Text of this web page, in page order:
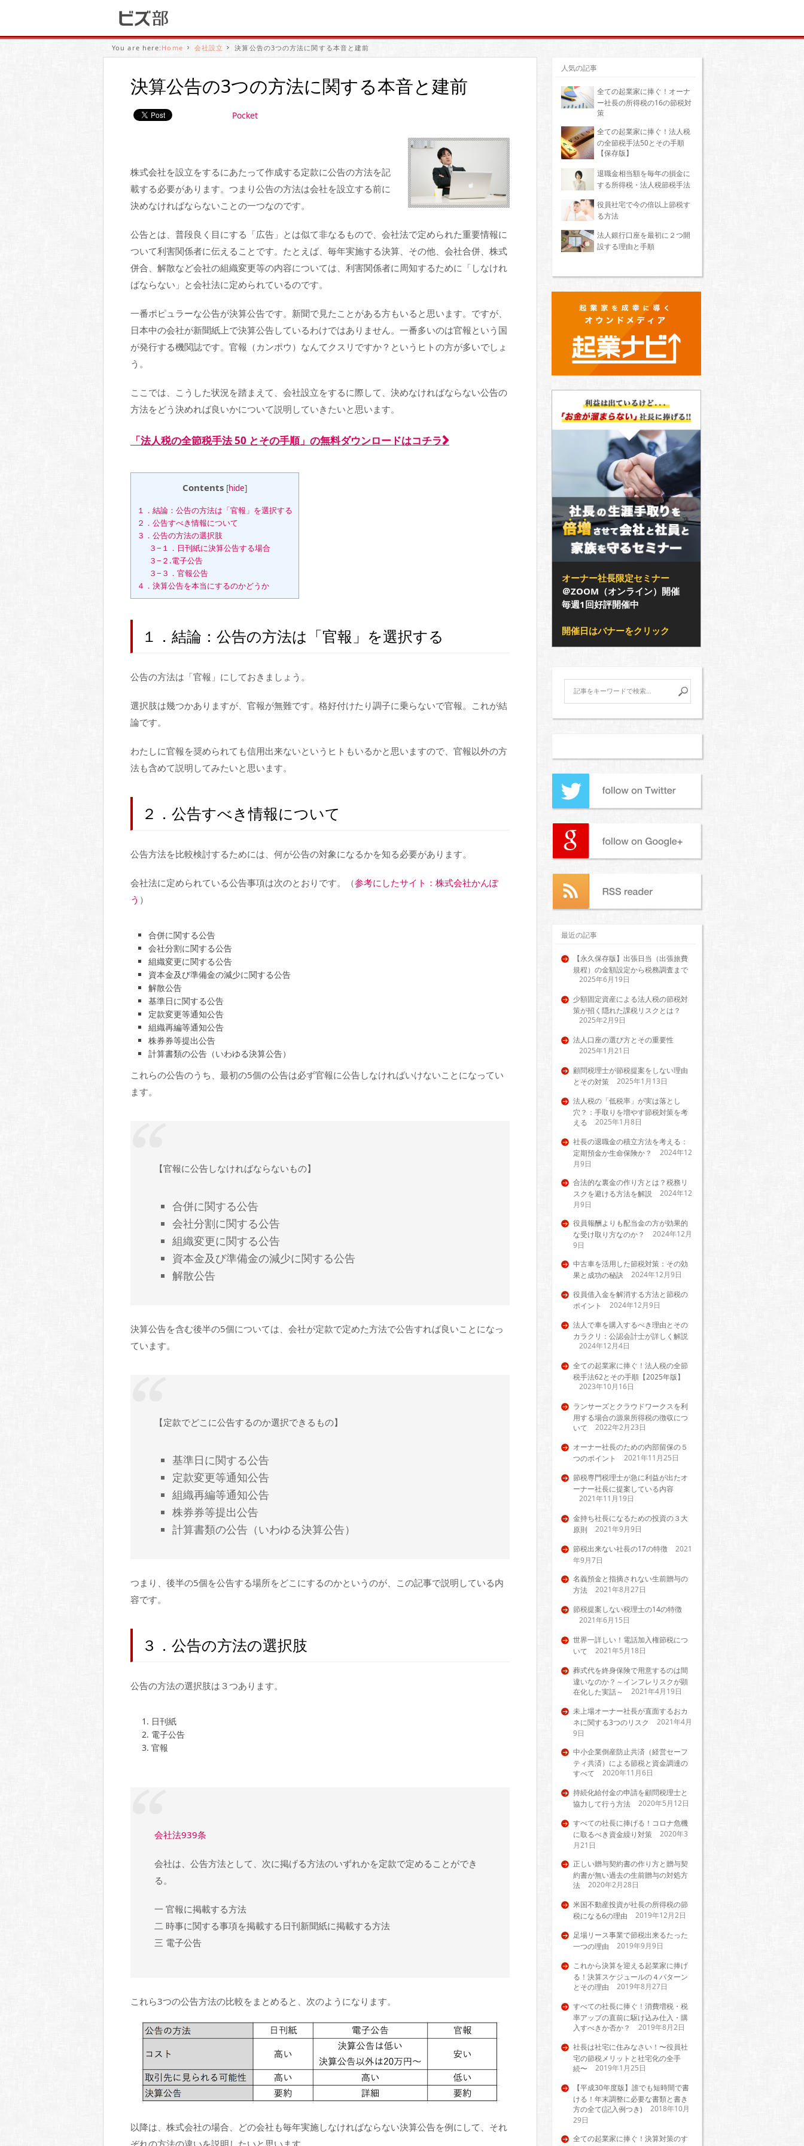
You are here: Home 会社設立 決算公告の3つの方法に関する本音と建前
決算公告の3つの方法に関する本音と建前
Pocket
株式会社を設立をするにあたって作成する定款に公告の方法を記
載する必要があります。つまり公告の方法は会社を設立する前に
決めなければならないことの一つなのです。
公告とは、普段良く目にする「広告」とは似て非なるもので、会社法で定められた重要情報に
ついて利害関係者に伝えることです。たとえば、毎年実施する決算、その他、会社合併、株式
併合、解散など会社の組織変更等の内容については、利害関係者に周知するために「しなけれ
ばならない」と会社法に定められているのです。
一番ポピュラーな公告が決算公告です。新聞で見たことがある方もいると思います。ですが、
日本中の会社が新聞紙上で決算公告しているわけではありません。一番多いのは官報という国
が発行する機関誌です。官報（カンポウ）なんてクスリですか？というヒトの方が多いでしょ
う。
ここでは、こうした状況を踏まえて、会社設立をするに際して、決めなければならない公告の
方法をどう決めれば良いかについて説明していきたいと思います。
「法人税の全節税手法 50 とその手順」の無料ダウンロードはコチラ
Contents [hide]
１．結論：公告の方法は「官報」を選択する
２．公告すべき情報について
３．公告の方法の選択肢
３−１．日刊紙に決算公告する場合
３−２.電子公告
３−３．官報公告
４．決算公告を本当にするのかどうか
１．結論：公告の方法は「官報」を選択する
公告の方法は「官報」にしておきましょう。
選択肢は幾つかありますが、官報が無難です。格好付けたり調子に乗らないで官報。これが結
論です。
わたしに官報を奨められても信用出来ないというヒトもいるかと思いますので、官報以外の方
法も含めて説明してみたいと思います。
２．公告すべき情報について
公告方法を比較検討するためには、何が公告の対象になるかを知る必要があります。
会社法に定められている公告事項は次のとおりです。（参考にしたサイト：株式会社かんぽ
う ）
合併に関する公告
会社分割に関する公告
組織変更に関する公告
資本金及び準備金の減少に関する公告
解散公告
基準日に関する公告
定款変更等通知公告
組織再編等通知公告
株券券等提出公告
計算書類の公告（いわゆる決算公告）
これらの公告のうち、最初の5個の公告は必ず官報に公告しなければいけないことになってい
ます。
【官報に公告しなければならないもの】
合併に関する公告
会社分割に関する公告
組織変更に関する公告
資本金及び準備金の減少に関する公告
解散公告
決算公告を含む後半の5個については、会社が定款で定めた方法で公告すれば良いことになっ
ています。
【定款でどこに公告するのか選択できるもの】
基準日に関する公告
定款変更等通知公告
組織再編等通知公告
株券券等提出公告
計算書類の公告（いわゆる決算公告）
つまり、後半の5個を公告する場所をどこにするのかというのが、この記事で説明している内
容です。
３．公告の方法の選択肢
公告の方法の選択肢は３つあります。
日刊紙
電子公告
官報
会社法939条
会社は、公告方法として、次に掲げる方法のいずれかを定款で定めることができ
る。
一 官報に掲載する方法
二 時事に関する事項を掲載する日刊新聞紙に掲載する方法
三 電子公告
これら3つの公告方法の比較をまとめると、次のようになります。
以降は、株式会社の場合、どの会社も毎年実施しなければならない決算公告を例にして、それ
ぞれの方法の違いを説明したいと思います。
人気の記事
全ての起業家に捧ぐ！オーナ
ー社長の所得税の16の節税対
策
全ての起業家に捧ぐ！法人税
の全節税手法50とその手順
【保存版】
退職金相当額を毎年の損金に
する所得税・法人税節税手法
役員社宅で今の倍以上節税す
る方法
法人銀行口座を最初に２つ開
設する理由と手順
オーナー社長限定セミナー
＠ZOOM（オンライン）開催
毎週1回好評開催中
開催日はバナーをクリック
最近の記事
【永久保存版】出張日当（出張旅費
規程）の金額設定から税務調査まで
2025年6月19日
少額固定資産による法人税の節税対
策が招く隠れた課税リスクとは？
2025年2月9日
法人口座の選び方とその重要性
2025年1月21日
顧問税理士が節税提案をしない理由
とその対策
2025年1月13日
法人税の「低税率」が実は落とし
穴？：手取りを増やす節税対策を考
える
2025年1月8日
社長の退職金の積立方法を考える：
定期預金か生命保険か？ 2024年12
月9日
合法的な裏金の作り方とは？税務リ
スクを避ける方法を解説 2024年12
月9日
役員報酬よりも配当金の方が効果的
な受け取り方なのか？ 2024年12月
9日
中古車を活用した節税対策：その効
果と成功の秘訣
2024年12月9日
役員借入金を解消する方法と節税の
ポイント
2024年12月9日
法人で車を購入するべき理由とその
カラクリ：公認会計士が詳しく解説
2024年12月4日
全ての起業家に捧ぐ！法人税の全節
税手法62とその手順【2025年版】
2023年10月16日
ランサーズとクラウドワークスを利
用する場合の源泉所得税の徴収につ
いて
2022年2月23日
オーナー社長のための内部留保の５
つのポイント
2021年11月25日
節税専門税理士が急に利益が出たオ
ーナー社長に提案している内容
2021年11月19日
金持ち社長になるための投資の３大
原則
2021年9月9日
節税出来ない社長の17の特徴
2021
年9月7日
名義預金と指摘されない生前贈与の
方法
2021年8月27日
節税提案しない税理士の14の特徴
2021年6月15日
世界一詳しい！電話加入権節税につ
いて
2021年5月18日
葬式代を終身保険で用意するのは間
違いなのか？～インフレリスクが顕
在化した実話～
2021年4月19日
未上場オーナー社長が直面するおカ
ネに関する3つのリスク 2021年4月
9日
中小企業倒産防止共済（経営セーフ
ティ共済）による節税と資金調達の
すべて
2020年11月6日
持続化給付金の申請を顧問税理士と
協力して行う方法
2020年5月12日
すべての社長に捧げる！コロナ危機
に取るべき資金繰り対策 2020年3
月21日
正しい贈与契約書の作り方と贈与契
約書が無い過去の生前贈与の対処方
法
2020年2月28日
米国不動産投資が社長の所得税の節
税になる6の理由
2019年12月2日
足場リース事業で節税出来るたった
一つの理由
2019年9月9日
これから決算を迎える起業家に捧げ
る！決算スケジュールの４パターン
とその理由
2019年8月27日
すべての社長に捧ぐ！消費増税・税
率アップの直前に駆け込み仕入・購
入すべきか否か？
2019年8月2日
社長は社宅に住みなさい！〜役員社
宅の節税メリットと社宅化の全手
続〜
2019年1月25日
【平成30年度版】誰でも短時間で書
ける！年末調整に必要な書類と書き
方の全て(記入例つき)
2018年10月
29日
全ての起業家に捧ぐ！決算対策のす